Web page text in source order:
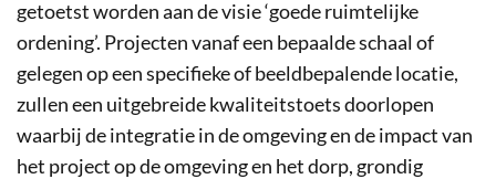
getoetst worden aan de visie ‘goede ruimtelijke
ordening’. Projecten vanaf een bepaalde schaal of
gelegen op een specifieke of beeldbepalende locatie,
zullen een uitgebreide kwaliteitstoets doorlopen
waarbij de integratie in de omgeving en de impact van
het project op de omgeving en het dorp, grondig